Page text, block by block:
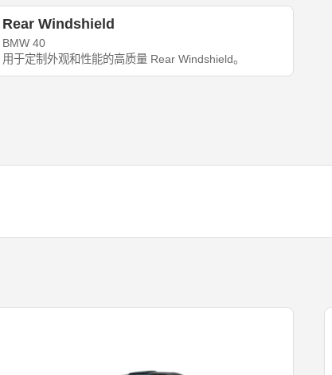
Rear Windshield
BMW 40
用于定制外观和性能的高质量 Rear Windshield。